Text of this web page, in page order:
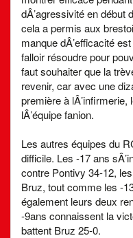
dÂ’agressivité en début
cela a permis aux
manque dÂ’efficacité
falloir résoudre pour
faut souhaiter que la
revenir, car avec une
première à
lÂ’équipe fanion.
Les autres équipes du
difficile. Les -17 ans
contre Pontivy 34-12,
Bruz, tout comme les -
également leurs deux
-9ans connaissent la
battent Bruz 25-0.